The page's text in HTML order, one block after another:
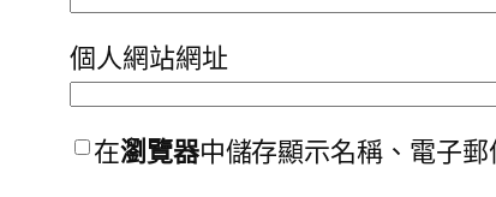
個人網站網址
在瀏覽器中儲存顯示名稱、電子